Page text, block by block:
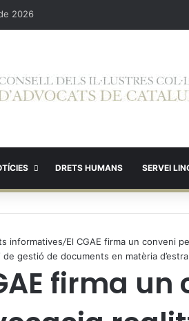
2026
DRETS HUMANS SERVEI
informatives/El CGAE firma un conveni
gestió de documents en matèria
firma